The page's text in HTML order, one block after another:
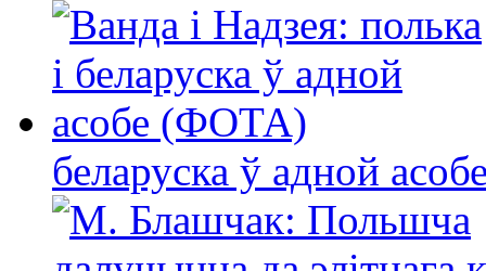
беларуска ў адной